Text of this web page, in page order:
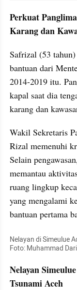
Perkuat
Karang dan
Safrizal (53
bantuan dari
2014-2019 itu.
kapal saat dia
karang dan
Wakil Sekretaris
Rizal memenuhi
Selain
memantau
ruang lingkup
yang mengalami
bantuan pertama
Nelayan di Simeulue
Foto: Muhammad
Nelayan
Tsunami Aceh